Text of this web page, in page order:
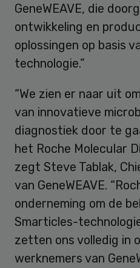
GeneWEAVE, die
ontwikkeling en
oplossingen op basis
technologie.”
“We zien er naar uit
van innovatieve
diagnostiek door te
het Roche Molecular
zegt Steve Tablak,
van GeneWEAVE.
onderneming om de
Smarticles-
zetten ons volledig in
werknemers van